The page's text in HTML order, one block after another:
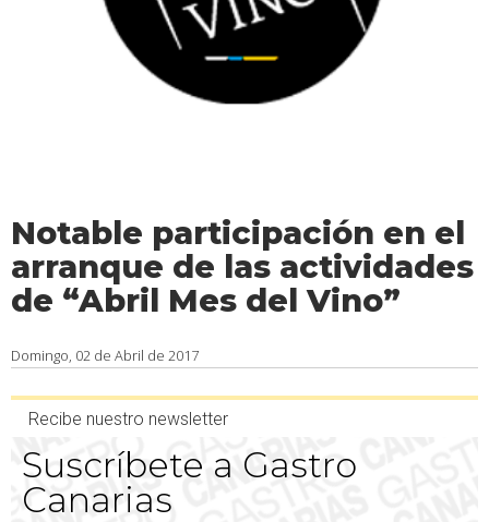
Notable participación en el
arranque de las actividades
de “Abril Mes del Vino”
Domingo, 02 de Abril de 2017
Recibe nuestro newsletter
Suscríbete a Gastro
Canarias